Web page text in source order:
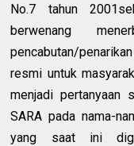
No.7 tahun
berwenang
pencabutan/
resmi untuk
menjadi pertanyaan
SARA pada nama-
yang saat ini